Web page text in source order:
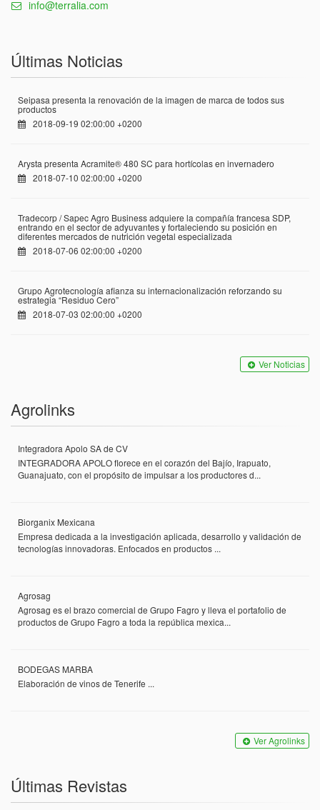
info@terralia.com
Últimas Noticias
Seipasa presenta la renovación de la imagen de marca de todos sus
productos
2018-09-19 02:00:00 +0200
Arysta presenta Acramite® 480 SC para hortícolas en invernadero
2018-07-10 02:00:00 +0200
Tradecorp / Sapec Agro Business adquiere la compañía francesa SDP,
entrando en el sector de adyuvantes y fortaleciendo su posición en
diferentes mercados de nutrición vegetal especializada
2018-07-06 02:00:00 +0200
Grupo Agrotecnología afianza su internacionalización reforzando su
estrategia “Residuo Cero”
2018-07-03 02:00:00 +0200
Ver Noticias
Agrolinks
Integradora Apolo SA de CV
INTEGRADORA APOLO florece en el corazón del Bajío, Irapuato,
Guanajuato, con el propósito de impulsar a los productores d...
Biorganix Mexicana
Empresa dedicada a la investigación aplicada, desarrollo y validación de
tecnologías innovadoras. Enfocados en productos ...
Agrosag
Agrosag es el brazo comercial de Grupo Fagro y lleva el portafolio de
productos de Grupo Fagro a toda la república mexica...
BODEGAS MARBA
Elaboración de vinos de Tenerife ...
Ver Agrolinks
Últimas Revistas